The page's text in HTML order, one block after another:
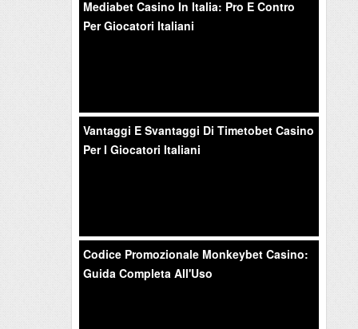
Mediabet Casino In Italia: Pro E Contro
Per Giocatori Italiani
Vantaggi E Svantaggi Di Timetobet Casino
Per I Giocatori Italiani
Codice Promozionale Monkeybet Casino:
Guida Completa All'Uso